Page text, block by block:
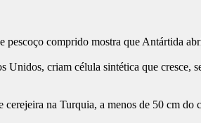
comprido mostra que Antártida
criam célula sintética que cresce,
na Turquia, a menos de 50 cm do